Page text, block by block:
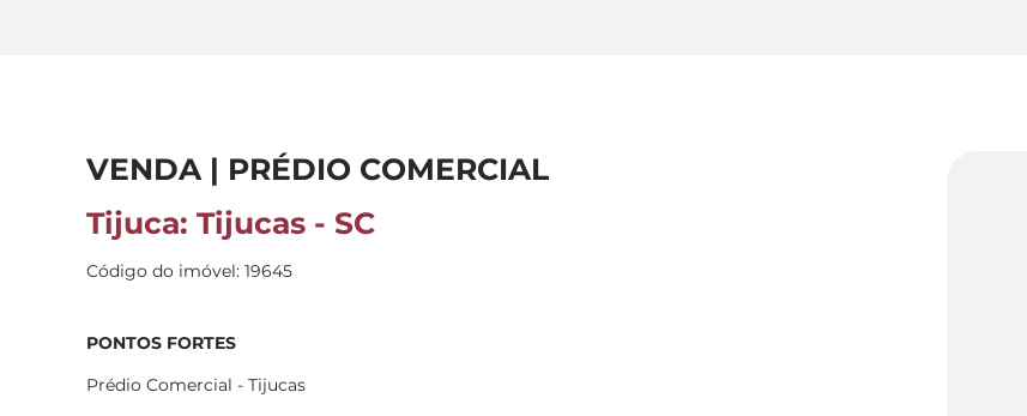
VENDA | PRÉDIO COMERCIAL
Tijuca: Tijucas - SC
Código do imóvel: 19645
PONTOS FORTES
Prédio Comercial - Tijucas